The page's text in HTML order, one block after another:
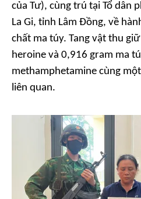
của Tư), cùng trú tại Tổ dân
La Gi, tỉnh Lâm Đồng, về
chất ma túy. Tang vật thu
heroine và 0,916 gram ma
methamphetamine cùng
liên quan.